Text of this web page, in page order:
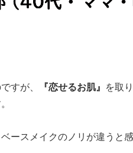
すが、 『恋せるお肌』 を取
ースメイクのノリが違うと感